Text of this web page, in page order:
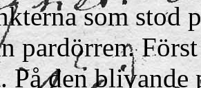
som stod
pardörren.
På den